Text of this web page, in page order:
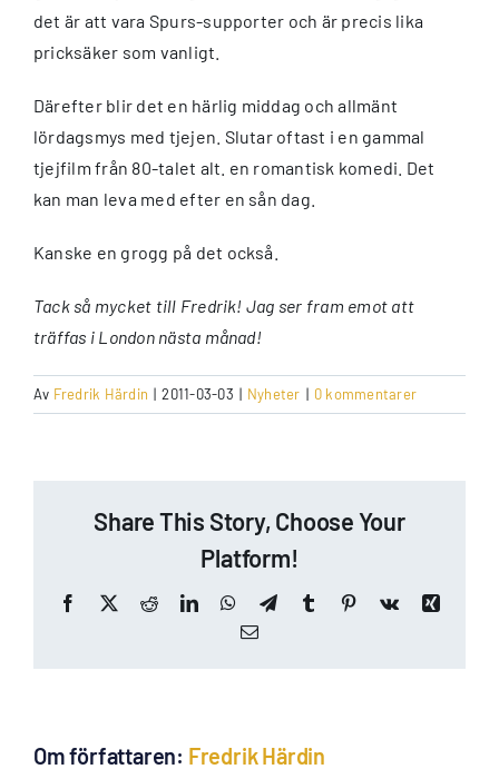
det är att vara Spurs-supporter och är precis lika
pricksäker som vanligt.
Därefter blir det en härlig middag och allmänt
lördagsmys med tjejen. Slutar oftast i en gammal
tjejfilm från 80-talet alt. en romantisk komedi. Det
kan man leva med efter en sån dag.
Kanske en grogg på det också.
Tack så mycket till Fredrik! Jag ser fram emot att
träffas i London nästa månad!
Av Fredrik Härdin | 2011-03-03 | Nyheter | 0 kommentarer
Share This Story, Choose Your
Platform!
Facebook
X RedditLinkedInWhatsApp
TelegramTumblr Pinterest
Vk
Xing
E-
Om författaren: Fredrik Härdin